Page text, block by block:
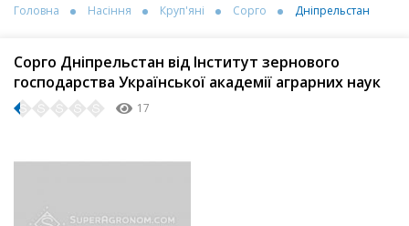
Головна Насіння Круп'яні Сорго Дніпрельстан
Сорго Дніпрельстан від Інститут зернового
господарства Української академії аграрних наук
17